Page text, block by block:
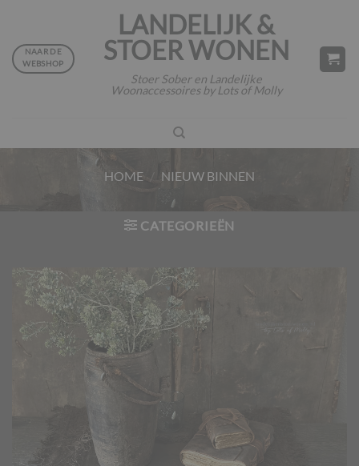
inhoud
LANDELIJK &
STOER WONEN
Stoer Sober en Landelijke
Woonaccessoires by Lots of Molly
NAAR DE
WEBSHOP
HOME / NIEUW BINNEN
CATEGORIEËN